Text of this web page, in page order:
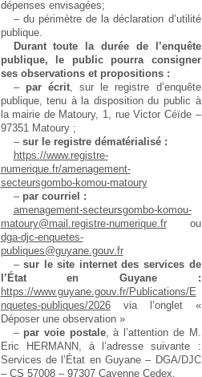
dépenses envisagées;
– du périmètre de la déclaration d’utilité
publique.
Durant toute la durée de l’enquête
publique, le public pourra consigner
ses observations et propositions :
– par écrit, sur le registre d’enquête
publique, tenu à la disposition du public à
la mairie de Matoury, 1, rue Victor Céïde –
97351 Matoury ;
– sur le registre dématérialisé :
https://www.registre-
numerique.fr/amenagement-
secteursgombo-komou-matoury
– par courriel :
amenagement-secteursgombo-komou-
matoury@mail.registre-numerique.frou
dga-djc-enquetes-
publiques@guyane.gouv.fr
–sur le site internet des services de
l’État en Guyane :
https://www.guyane.gouv.fr/Publications/E
nquetes-publiques/2026via l’onglet «
Déposer une observation »
– par voie postale, à l’attention de M.
Eric HERMANN, à l’adresse suivante :
Services de l’État en Guyane – DGA/DJC
– CS 57008 – 97307 Cayenne Cedex.